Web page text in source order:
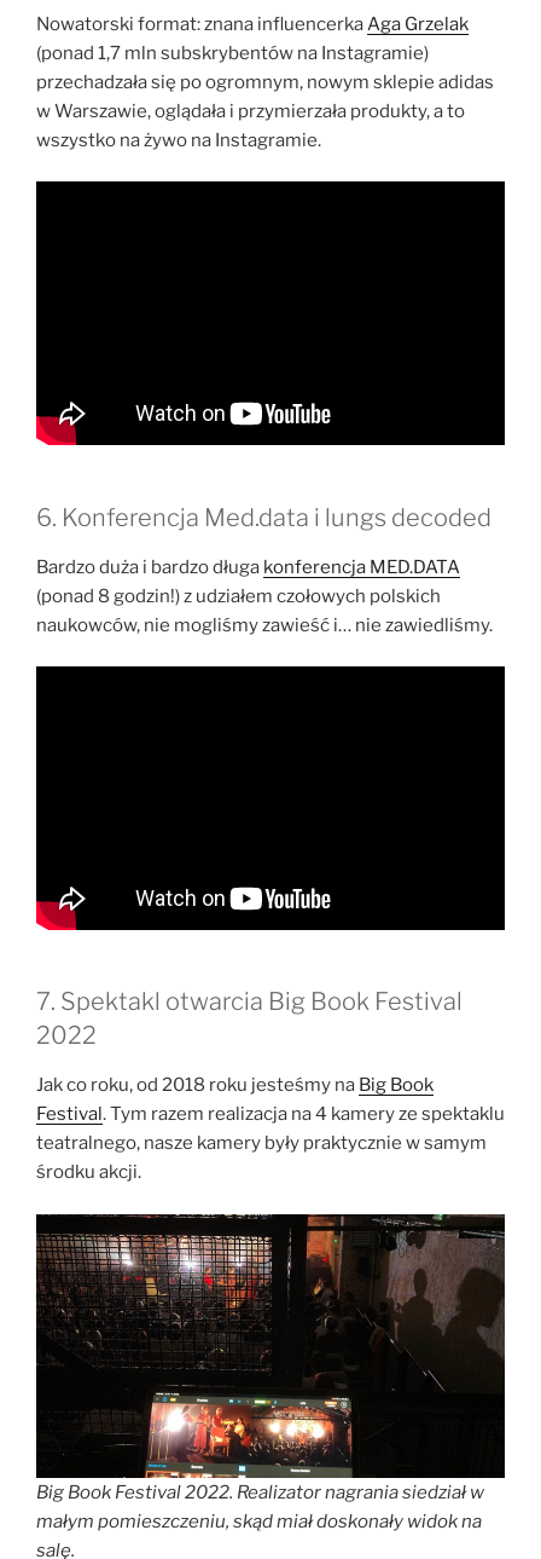
Nowatorski format: znana influencerkaAga Grzelak
(ponad 1,7 mln subskrybentów na Instagramie)
przechadzała się po ogromnym, nowym sklepie adidas
w Warszawie, oglądała i przymierzała produkty, a to
wszystko na żywo na Instagramie.
6. Konferencja Med.data i lungs decoded
Bardzo duża i bardzo długa konferencja MED.DATA
(ponad 8 godzin!) z udziałem czołowych polskich
naukowców, nie mogliśmy zawieść i… nie zawiedliśmy.
7. Spektakl otwarcia Big Book Festival
2022
Jak co roku, od 2018 roku jesteśmy na Big Book
Festival . Tym razem realizacja na 4 kamery ze spektaklu
teatralnego, nasze kamery były praktycznie w samym
środku akcji.
Big Book Festival 2022. Realizator nagrania siedział w
małym pomieszczeniu, skąd miał doskonały widok na
salę.